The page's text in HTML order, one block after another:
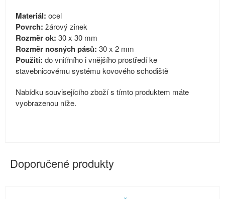
Materiál: ocel
Povrch: žárový zinek
Rozměr ok: 30 x 30 mm
Rozměr nosných pásů: 30 x 2 mm
Použití: do vnitřního i vnějšího prostředí ke
stavebnicovému systému kovového schodiště
Nabídku souvisejícího zboží s tímto produktem máte
vyobrazenou níže.
Doporučené produkty